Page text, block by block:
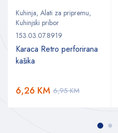
Kuhinja, Alati za pripremu,
Kuhinjski pribor
153.03.07.8919
Karaca Retro perforirana
kašika
6,95KM
6,26 KM